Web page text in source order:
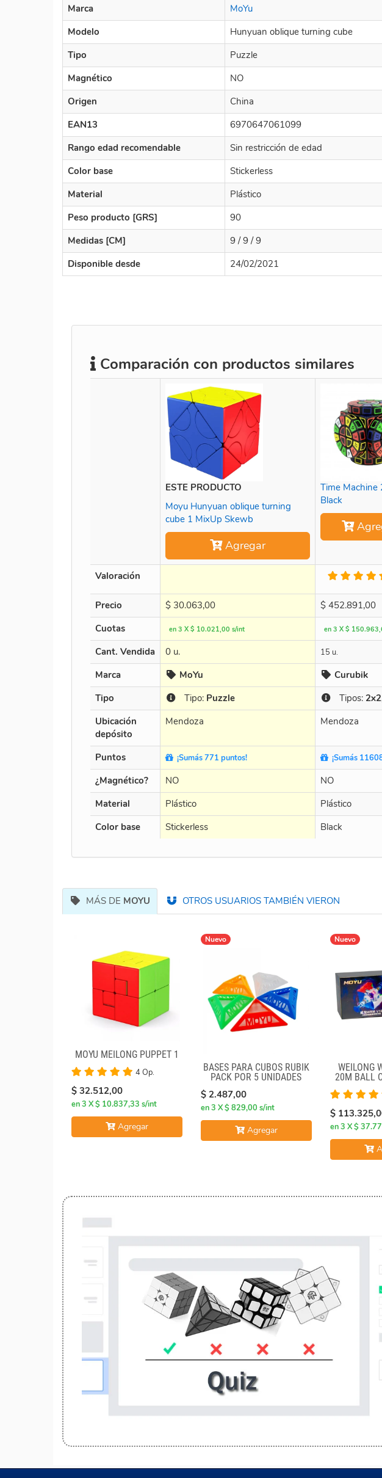
Marca
MoYu
Modelo
Hunyuan oblique turning cube
Tipo
Puzzle
Magnético
NO
Origen
China
EAN13
6970647061099
Rango edad recomendable
Sin restricción de edad
Color base
Stickerless
Material
Plástico
Peso producto [GRS]
90
Medidas [CM]
9 / 9 / 9
Disponible desde
24/02/2021
Comparación con productos similares
ESTE PRODUCTO
Moyu Hunyuan oblique turning
cube 1 MixUp Skewb
Agregar
Time Machine
Black
Valoración
Precio $ 30.063,00 $ 452.891,00
Cuotas
en 3 X $ 10.021,00 s/int en 3 X $
Cant. Vendida 0 u. 15 u.
Marca MoYu Curubik
Tipo
Tipo: Puzzle Tipos: 2x2
Ubicación
depósito
Mendoza Mendoza
Puntos ¡Sumás 771 puntos! ¡Sumás
¿Magnético? NO NO
Material
Plástico Plástico
Color base
Stickerless Black
MÁS DE MOYU OTROS USUARIOS TAMBIÉN VIERON
MOYU MEILONG PUPPET 1
4 Op.
$ 32.512,00
en 3 X $ 10.837,33 s/int
Agregar
Nuevo
BASES PARA CUBOS RUBIK
PACK POR 5 UNIDADES
$ 2.487,00
en 3 X $ 829,00 s/int
Agregar
Nuevo
WEILONG
20M BALL
$
en 3 X $